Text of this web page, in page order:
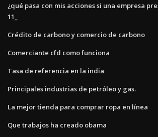
¿qué pasa con mis acciones si una empresa
11_
Crédito de carbono y comercio de carbono
Comerciante cfd como funciona
Tasa de referencia en la india
Principales industrias de petróleo y gas.
La mejor tienda para comprar ropa en línea
Que trabajos ha creado obama